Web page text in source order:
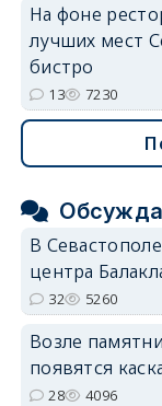
На фоне
лучших мест
бистро
13 7230
В
центра
32 5260
Возле
появятся
28 4096